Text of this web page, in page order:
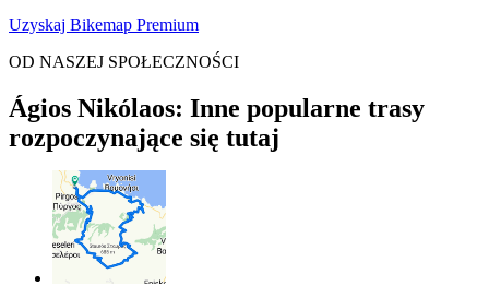
Uzyskaj Bikemap Premium
OD NASZEJ SPOŁECZNOŚCI
Ágios Nikólaos: Inne popularne trasy
rozpoczynające się tutaj